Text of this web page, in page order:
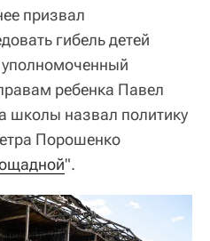
призвал
гибель детей
ребенка Павел
школы назвал политику
Порошенко
".